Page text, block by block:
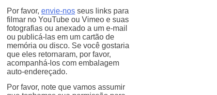
Por favor, envie-nos seus links para
filmar no YouTube ou Vimeo e suas
fotografias ou anexado a um e-mail
ou publicá-las em um cartão de
memória ou disco. Se você gostaria
que eles retornaram, por favor,
acompanhá-los com embalagem
auto-endereçado.
Por favor, note que vamos assumir